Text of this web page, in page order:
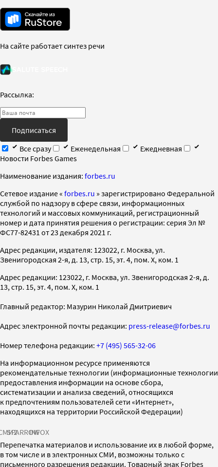
На сайте работает синтез речи
Рассылка:
Подписаться
Все сразу
Еженедельная
Ежедневная
Новости Forbes Games
Наименование издания: forbes.ru
Cетевое издание « forbes.ru » зарегистрировано Федеральной
службой по надзору в сфере связи, информационных
технологий и массовых коммуникаций, регистрационный
номер и дата принятия решения о регистрации: серия Эл №
ФС77-82431 от 23 декабря 2021 г.
Адрес редакции, издателя: 123022, г. Москва, ул.
Звенигородская 2-я, д. 13, стр. 15, эт. 4, пом. X, ком. 1
Адрес редакции: 123022, г. Москва, ул. Звенигородская 2-я, д.
13, стр. 15, эт. 4, пом. X, ком. 1
Главный редактор: Мазурин Николай Дмитриевич
Адрес электронной почты редакции: press-release@forbes.ru
Номер телефона редакции: +7 (495) 565-32-06
На информационном ресурсе применяются
рекомендательные технологии (информационные технологии
предоставления информации на основе сбора,
систематизации и анализа сведений, относящихся
к предпочтениям пользователей сети «Интернет»,
находящихся на территории Российской Федерации)
SPARROWINFOX
Перепечатка материалов и использование их в любой форме,
в том числе и в электронных СМИ, возможны только с
письменного разрешения редакции. Товарный знак Forbes